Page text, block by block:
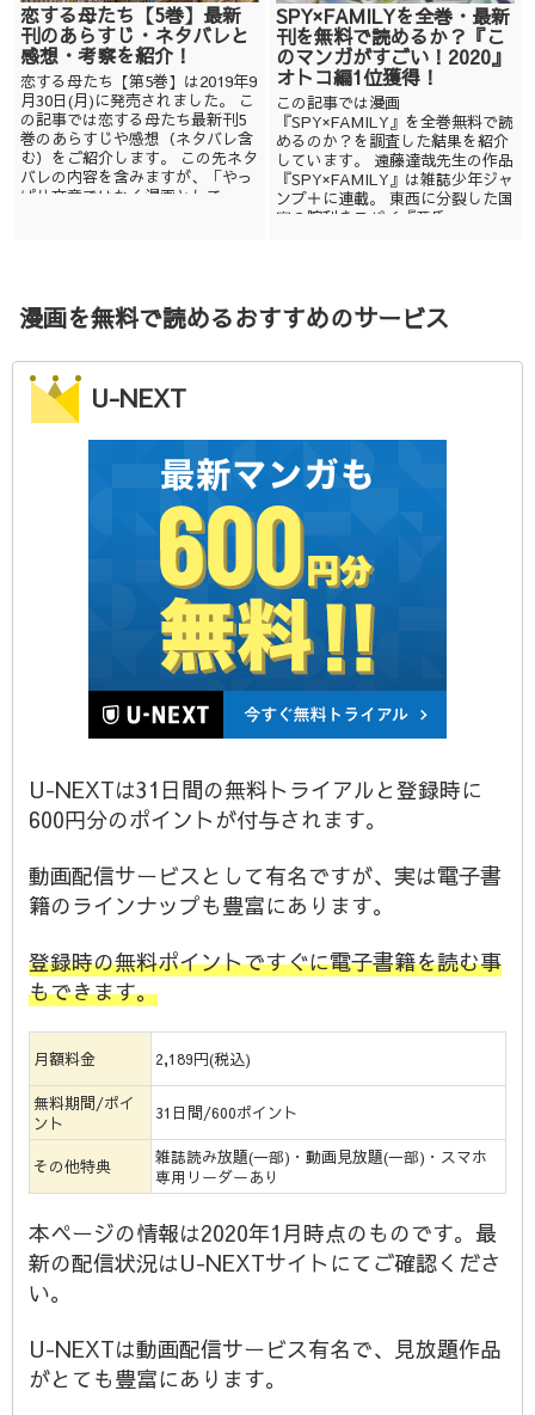
恋する母たち【5巻】最新
刊のあらすじ・ネタバレと
感想・考察を紹介！
恋する母たち【第5巻】は2019年9
月30日(月)に発売されました。 こ
の記事では恋する母たち最新刊5
巻のあらすじや感想（ネタバレ含
む）をご紹介します。 この先ネタ
バレの内容を含みますが、「やっ
ぱり文章ではなく漫画として...
SPY×FAMILYを全巻・最新
刊を無料で読めるか？『こ
のマンガがすごい！2020』
オトコ編1位獲得！
この記事では漫画
『SPY×FAMILY』を全巻無料で読
めるのか？を調査した結果を紹介
しています。 遠藤達哉先生の作品
『SPY×FAMILY』は雑誌少年ジャ
ンプ＋に連載。 東西に分裂した国
家の腕利きスパイ『黄昏』。 ...
漫画を無料で読めるおすすめのサービス
U-NEXT
U-NEXTは31日間の無料トライアルと登録時に
600円分のポイントが付与されます。
動画配信サービスとして有名ですが、実は電子書
籍のラインナップも豊富にあります。
登録時の無料ポイントですぐに電子書籍を読む事
もできます。
月額料金 2,189円(税込)
無料期間/ポイ
ント
31日間/600ポイント
その他特典
雑誌読み放題(一部)・動画見放題(一部)・スマホ
専用リーダーあり
本ページの情報は2020年1月時点のものです。最
新の配信状況はU-NEXTサイトにてご確認くださ
い。
U-NEXTは動画配信サービス有名で、見放題作品
がとても豊富にあります。